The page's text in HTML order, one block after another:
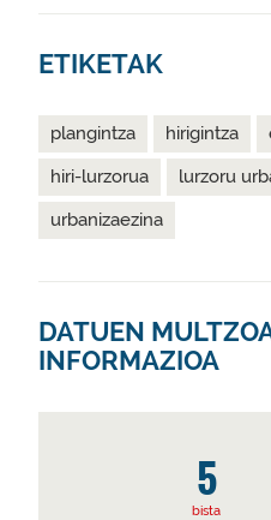
ETIKETAK
plangintza hirigintza
hiri-lurzorua
lurzoru
urbanizaezina
DATUEN
INFORMAZIOA
5
bista